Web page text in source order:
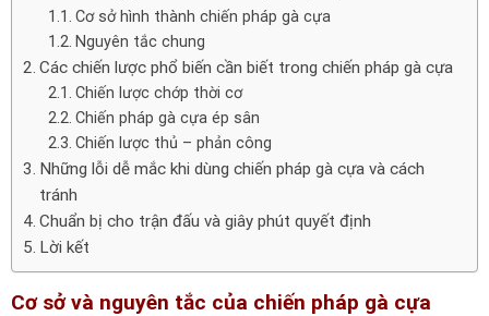
Cơ sở hình thành chiến pháp gà cựa
Nguyên tắc chung
Các chiến lược phổ biến cần biết trong chiến pháp gà cựa
Chiến lược chớp thời cơ
Chiến pháp gà cựa ép sân
Chiến lược thủ – phản công
Những lỗi dễ mắc khi dùng chiến pháp gà cựa và cách
tránh
Chuẩn bị cho trận đấu và giây phút quyết định
Lời kết
Cơ sở và nguyên tắc của chiến pháp gà cựa